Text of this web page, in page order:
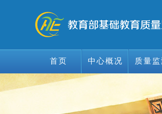
首页
首页
中心概况 质量监